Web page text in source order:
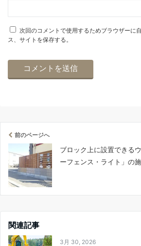
次回のコメントで使用するためブラウザーに
ス、サイトを保存する。
前のページへ
ブロック上に設置できる
ーフェンス・ライト」の
関連記事
3月 30, 2026